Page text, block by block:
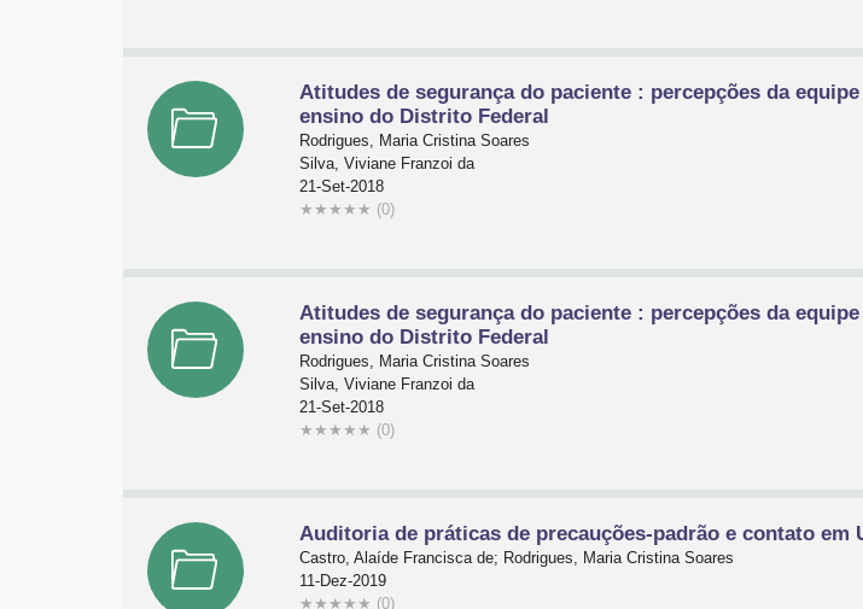
Atitudes de segurança do paciente : percepções da
ensino do Distrito Federal
Rodrigues, Maria Cristina Soares
Silva, Viviane Franzoi da
21-Set-2018
★ ★ ★ ★ ★ (0)
Atitudes de segurança do paciente : percepções da
ensino do Distrito Federal
Rodrigues, Maria Cristina Soares
Silva, Viviane Franzoi da
21-Set-2018
★ ★ ★ ★ ★ (0)
Auditoria de práticas de precauções-padrão e contato em
Castro, Alaíde Francisca de; Rodrigues, Maria Cristina Soares
11-Dez-2019
★ ★ ★ ★ ★ (0)